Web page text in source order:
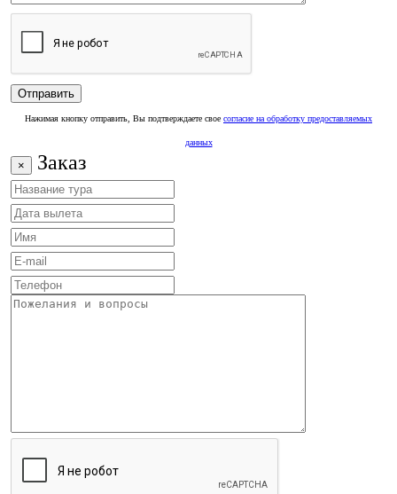
Нажимая кнопку отправить, Вы подтверждаете свое согласие на обработку предоставляемых
данных
× Заказ